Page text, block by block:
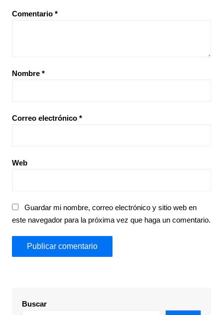
Comentario *
Nombre *
Correo electrónico *
Web
Guardar mi nombre, correo electrónico y sitio web en
este navegador para la próxima vez que haga un comentario.
Buscar